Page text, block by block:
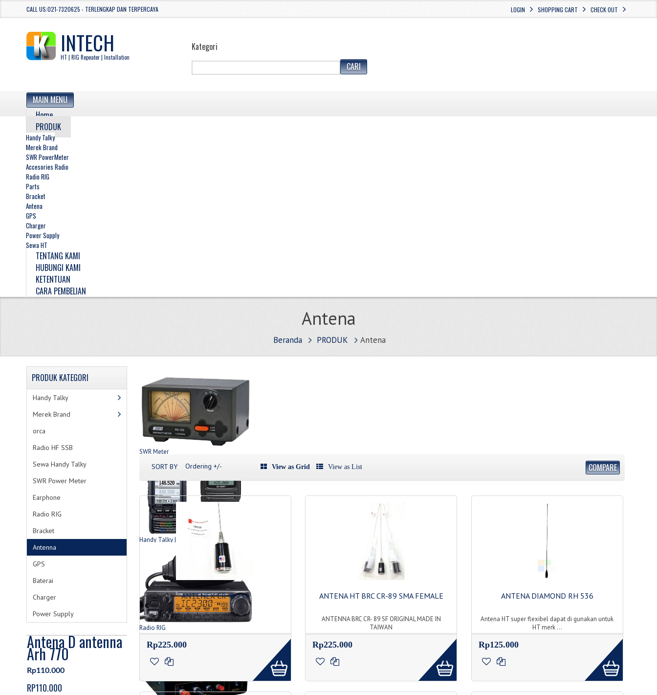
CHECK OUT
SHOPPING CART
LOGIN
CALL US:021-7320625 - TERLENGKAP DAN TERPERCAYA
INTECH
HT | RIG Repeater | Installation
Kategori
MAIN MENU
Home
PRODUK
Handy Talky
Merek Brand
SWR PowerMeter
Accesories Radio
Radio RIG
Parts
Bracket
Antena
GPS
Charger
Power Supply
Sewa HT
TENTANG KAMI
HUBUNGI KAMI
KETENTUAN
CARA PEMBELIAN
Antena
Beranda PRODUK Antena
SWR Meter
Handy Talky | HT
Radio RIG
SORT BY Ordering +/- View as Grid View as List COMPARE
ANTENEX CR- 89 SF
Antenex CW 150 UHF
Rp225.000
ANTENA HT BRC CR-89 SMA FEMALE
ANTENNA BRC CR- 89 SF ORIGINAL MADE IN
TAIWAN
Rp225.000
ANTENA DIAMOND RH 536
Antena HT super flexibel dapat di gunakan untuk
HT merk ...
Rp125.000
PRODUKKATEGORI
Handy Talky
Merek Brand
orca
Radio HF SSB
Sewa Handy Talky
SWR Power Meter
Earphone
Radio RIG
Bracket
Antenna
GPS
Baterai
Charger
Power Supply
Antena D antenna
Arh 770
Rp110.000
RP110.000